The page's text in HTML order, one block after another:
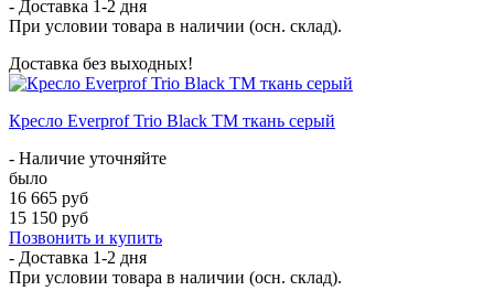
- Доставка 1-2 дня
При условии товара в наличии (осн. склад).
Доставка без выходных!
Кресло Everprof Trio Black TM ткань серый
- Наличие уточняйте
было
16 665 руб
15 150 руб
Позвонить и купить
- Доставка 1-2 дня
При условии товара в наличии (осн. склад).